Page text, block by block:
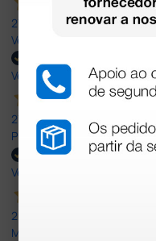
27 Jul 2026
Very good
Verified buyer
27 Jul 2026
Prefeito
Verified buyer
20 Jul 2026
Minha experiência foi super